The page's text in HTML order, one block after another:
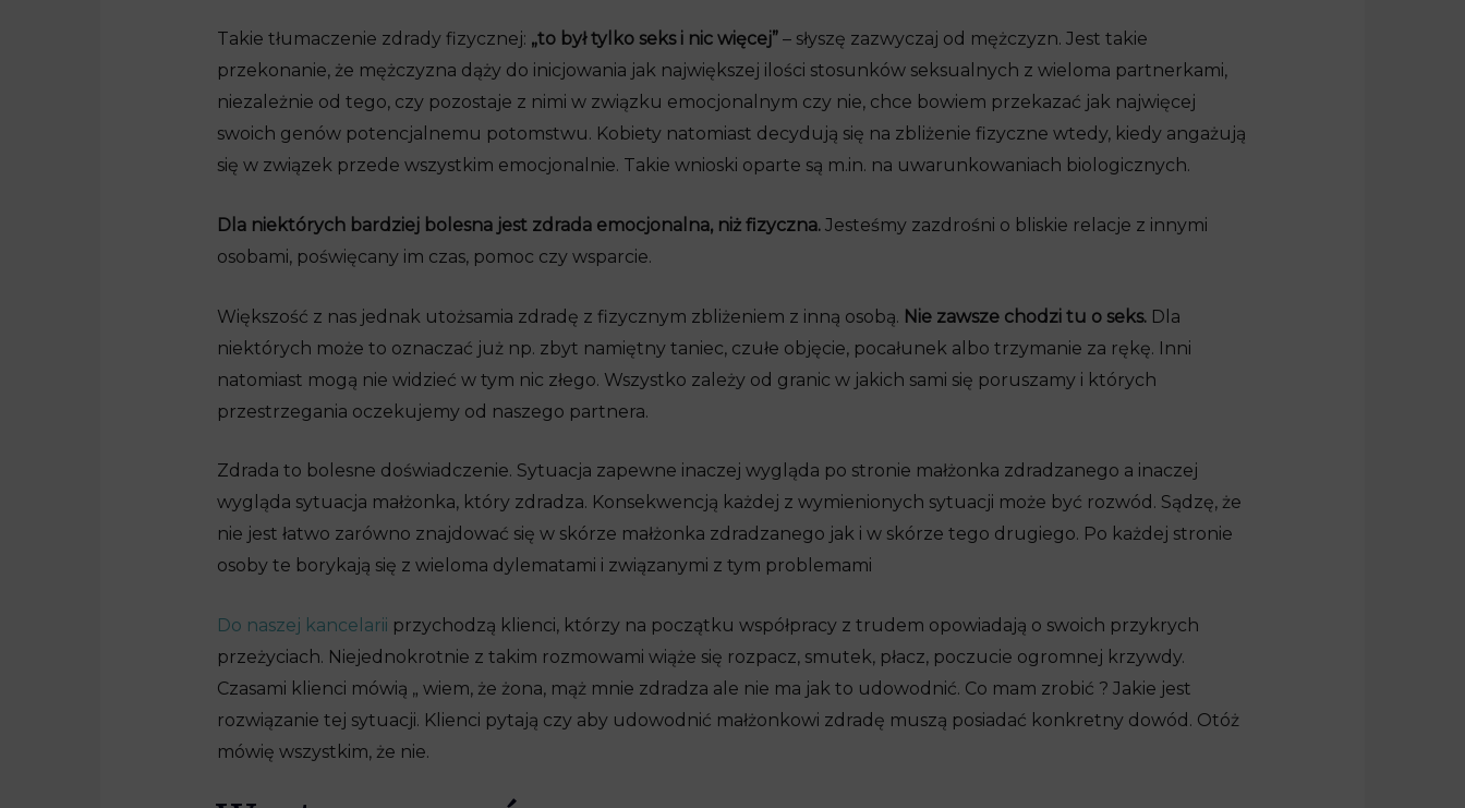
Takie tłumaczenie zdrady fizycznej: „to był tylko seks i nic więcej”– słyszę zazwyczaj od mężczyzn. Jest takie
przekonanie, że mężczyzna dąży do inicjowania jak największej ilości stosunków seksualnych z wieloma partnerkami,
niezależnie od tego, czy pozostaje z nimi w związku emocjonalnym czy nie, chce bowiem przekazać jak najwięcej
swoich genów potencjalnemu potomstwu. Kobiety natomiast decydują się na zbliżenie fizyczne wtedy, kiedy angażują
się w związek przede wszystkim emocjonalnie. Takie wnioski oparte są m.in. na uwarunkowaniach biologicznych.
Dla niektórych bardziej bolesna jest zdrada emocjonalna, niż fizyczna.Jesteśmy zazdrośni o bliskie relacje z innymi
osobami, poświęcany im czas, pomoc czy wsparcie.
Większość z nas jednak utożsamia zdradę z fizycznym zbliżeniem z inną osobą. Nie zawsze chodzi tu o seks.Dla
niektórych może to oznaczać już np. zbyt namiętny taniec, czułe objęcie, pocałunek albo trzymanie za rękę. Inni
natomiast mogą nie widzieć w tym nic złego. Wszystko zależy od granic w jakich sami się poruszamy i których
przestrzegania oczekujemy od naszego partnera.
Zdrada to bolesne doświadczenie. Sytuacja zapewne inaczej wygląda po stronie małżonka zdradzanego a inaczej
wygląda sytuacja małżonka, który zdradza. Konsekwencją każdej z wymienionych sytuacji może być rozwód. Sądzę, że
nie jest łatwo zarówno znajdować się w skórze małżonka zdradzanego jak i w skórze tego drugiego. Po każdej stronie
osoby te borykają się z wieloma dylematami i związanymi z tym problemami
Do naszej kancelarii przychodzą klienci, którzy na początku współpracy z trudem opowiadają o swoich przykrych
przeżyciach. Niejednokrotnie z takim rozmowami wiąże się rozpacz, smutek, płacz, poczucie ogromnej krzywdy.
Czasami klienci mówią „ wiem, że żona, mąż mnie zdradza ale nie ma jak to udowodnić. Co mam zrobić ? Jakie jest
rozwiązanie tej sytuacji. Klienci pytają czy aby udowodnić małżonkowi zdradę muszą posiadać konkretny dowód. Otóż
mówię wszystkim, że nie.